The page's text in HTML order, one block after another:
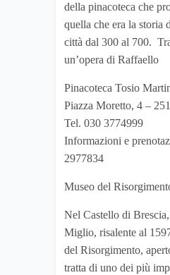
della pinacoteca che
quella che era la storia
città dal 300 al 700.
un’opera di Raffaello
Pinacoteca Tosio
Piazza Moretto, 4 –
Tel. 030 3774999
Informazioni e
2977834
Museo del
Nel Castello di
Miglio, risalente al
del Risorgimento,
tratta di uno dei più